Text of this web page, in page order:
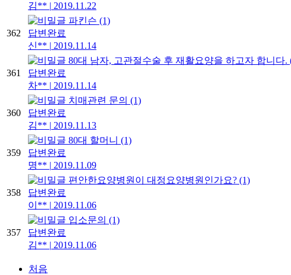
김** | 2019.11.22
362
파킨슨 (1)
답변완료
신** | 2019.11.14
361
80대 남자, 고관절수술 후 재활요양을 하고자 합니다.
답변완료
차** | 2019.11.14
360
치매관련 문의 (1)
답변완료
김** | 2019.11.13
359
80대 할머니 (1)
답변완료
명** | 2019.11.09
358
편안한요양병원이 대정요양병원인가요? (1)
답변완료
이** | 2019.11.06
357
입소문의 (1)
답변완료
김** | 2019.11.06
처음